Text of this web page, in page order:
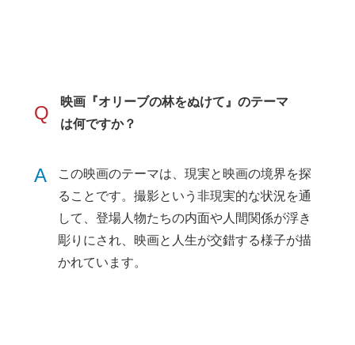
Q
映画『オリーブの林をぬけて』のテーマ
は何ですか？
A
この映画のテーマは、現実と映画の境界を探
ることです。撮影という非現実的な状況を通
して、登場人物たちの内面や人間関係が浮き
彫りにされ、映画と人生が交錯する様子が描
かれています。